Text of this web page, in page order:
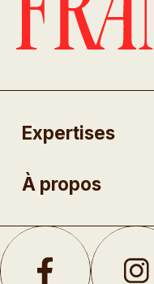
Expertises
À propos